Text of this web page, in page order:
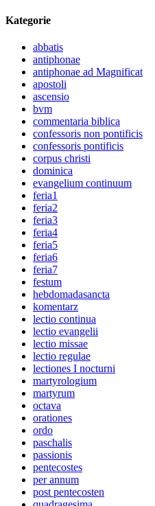
Kategorie
abbatis
antiphonae
antiphonae ad Magnificat
apostoli
ascensio
bvm
commentaria biblica
confessoris non pontificis
confessoris pontificis
corpus christi
dominica
evangelium continuum
feria1
feria2
feria3
feria4
feria5
feria6
feria7
festum
hebdomadasancta
komentarz
lectio continua
lectio evangelii
lectio missae
lectio regulae
lectiones I nocturni
martyrologium
martyrum
octava
orationes
ordo
paschalis
passionis
pentecostes
per annum
post pentecosten